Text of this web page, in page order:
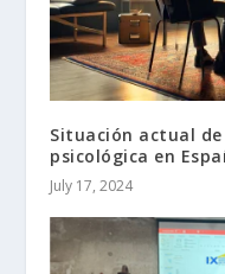
Situación actual
psicológica en
July 17, 2024